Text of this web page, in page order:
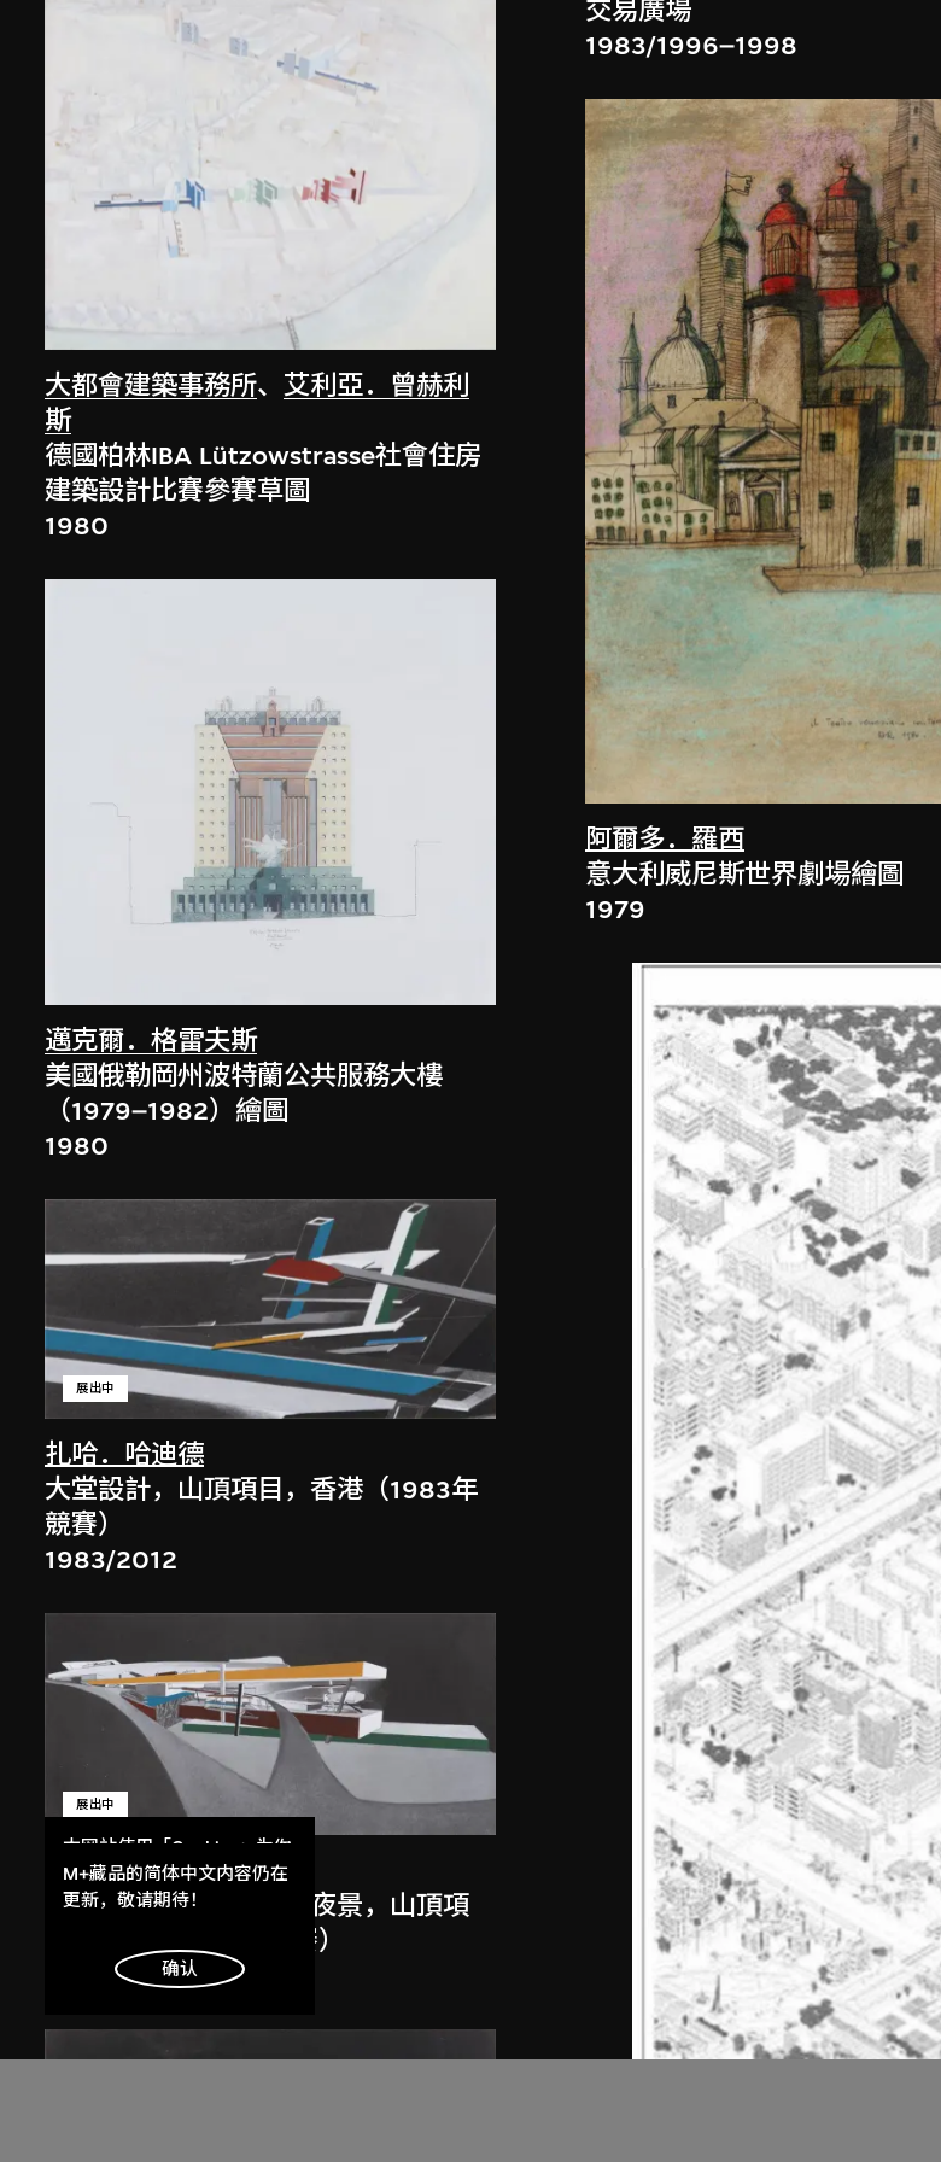
大都會建築事務所、艾利亞．曾赫利
斯
德國柏林IBA Lützowstrasse社會住房
建築設計比賽參賽草圖
1980
邁克爾．格雷夫斯
美國俄勒岡州波特蘭公共服務大樓
（1979–1982）繪圖
1980
扎哈．哈迪德
展出中
大堂設計，山頂項目，香港（1983年
競賽）
1983/2012
扎哈．哈迪德
展出中
斜坡入口／坡度入口，夜景，山頂項
目，香港（1983年競賽）
1983/2012
交易廣場
1983/1996–1998
阿爾多．羅西
意大利威尼斯世界劇場繪圖
1979
本网站使用「Cookies」为你
提供最好的网站体验。
了解更多
明白
M+藏品的简体中文内容仍在
更新，敬请期待！
确认